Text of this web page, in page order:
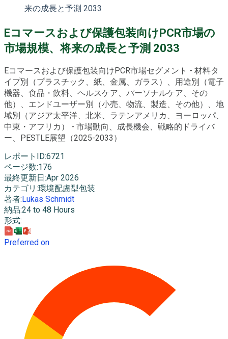
来の成長と予測 2033
Eコマースおよび保護包装向けPCR市場の
市場規模、将来の成長と予測 2033
Eコマースおよび保護包装向けPCR市場セグメント - 材料タ
イプ別（プラスチック、紙、金属、ガラス）、用途別（電子
機器、食品・飲料、ヘルスケア、パーソナルケア、その
他）、エンドユーザー別（小売、物流、製造、その他）、地
域別（アジア太平洋、北米、ラテンアメリカ、ヨーロッパ、
中東・アフリカ） - 市場動向、成長機会、戦略的ドライバ
ー、PESTLE展望（2025-2033）
レポートID:6721
ページ数:176
最終更新日 :Apr 2026
カテゴリ :環境配慮型包装
著者: Lukas Schmidt
納品:24 to 48 Hours
形式:
Preferred on